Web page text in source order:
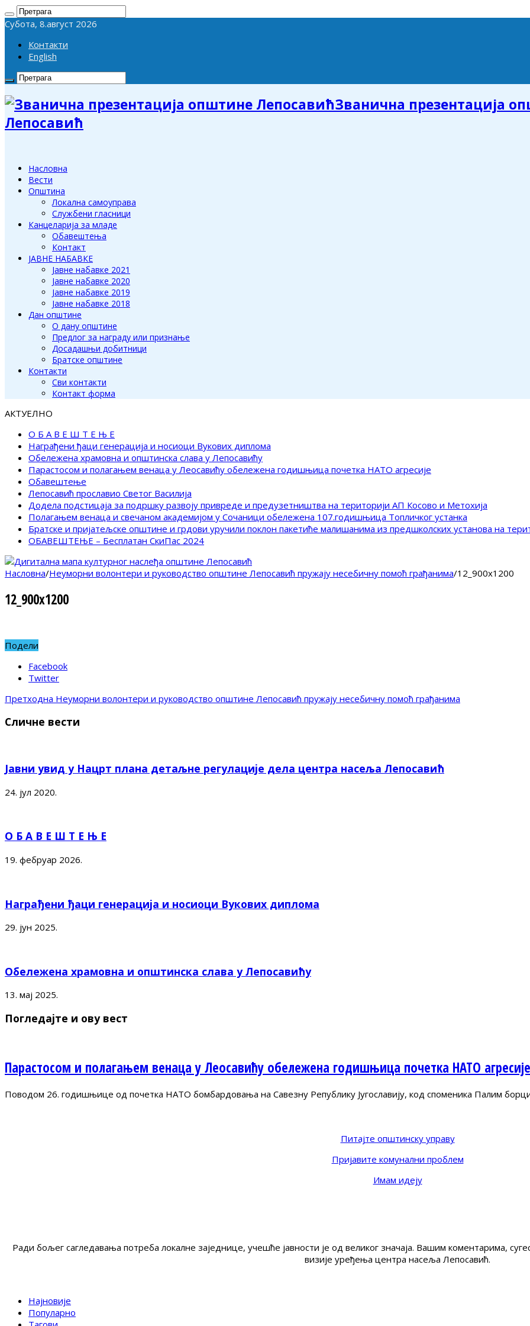
Субота, 8.август 2026
Контакти
English
Званична презентација
Лепосавић
Насловна
Вести
Општина
Локална самоуправа
Службени гласници
Канцеларија за младе
Обавештења
Контакт
ЈАВНЕ НАБАВКЕ
Јавне набавке 2021
Јавне набавке 2020
Јавне набавке 2019
Јавне набавке 2018
Дан општине
О дану општине
Предлог за награду или признање
Досадашњи добитници
Братске општине
Контакти
Сви контакти
Контакт форма
АКТУЕЛНО
О Б А В Е Ш Т Е Њ Е
Награђени ђаци генерација и носиоци Вукових диплома
Обележена храмовна и општинска слава у Лепосавићу
Парастосом и полагањем венаца у Леосавићу обележена годишњица почетка НАТО агресије
Обавештење
Лепосавић прославио Светог Василија
Додела подстицаја за подршку развоју привреде и предузетништва на територији АП Косово и Метохија
Полагањем венаца и свечаном академијом у Сочаници обележена 107.годишњица Топличког устанка
Братске и пријатељске општине и грдови уручили поклон пакетиће малишанима из предшколских установа на
ОБАВЕШТЕЊЕ – Бесплатан СкиПас 2024
Насловна/Неуморни волонтери и руководство општине Лепосавић пружају несебичну помоћ грађанима/12_900x1200
12_900x1200
Подели
Facebook
Twitter
Претходна Неуморни волонтери и руководство општине Лепосавић пружају несебичну помоћ грађанима
Сличне вести
Јавни увид у Нацрт плана детаљне регулације дела центра насеља Лепосавић
24. јул 2020.
О Б А В Е Ш Т Е Њ Е
19. фебруар 2026.
Награђени ђаци генерација и носиоци Вукових диплома
29. јун 2025.
Обележена храмовна и општинска слава у Лепосавићу
13. мај 2025.
Погледајте и ову вест
Парастосом и полагањем венаца у Леосавићу обележена годишњица почетка НАТО агресије
Поводом 26. годишњице од почетка НАТО бомбардовања на Савезну Републику Југославију, код споменика Палим
Питајте општинску управу
Пријавите комунални проблем
Имам идеју
Ради бољег сагледавања потреба локалне заједнице, учешће јавности је од великог значаја. Вашим коментарима,
визије уређења центра насеља Лепосавић.
Најновије
Популарно